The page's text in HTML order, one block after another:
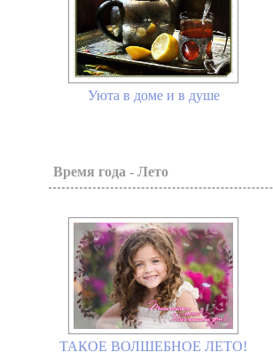
Уюта в доме и в душе
Время года - Лето
ТАКОЕ ВОЛШЕБНОЕ ЛЕТО!